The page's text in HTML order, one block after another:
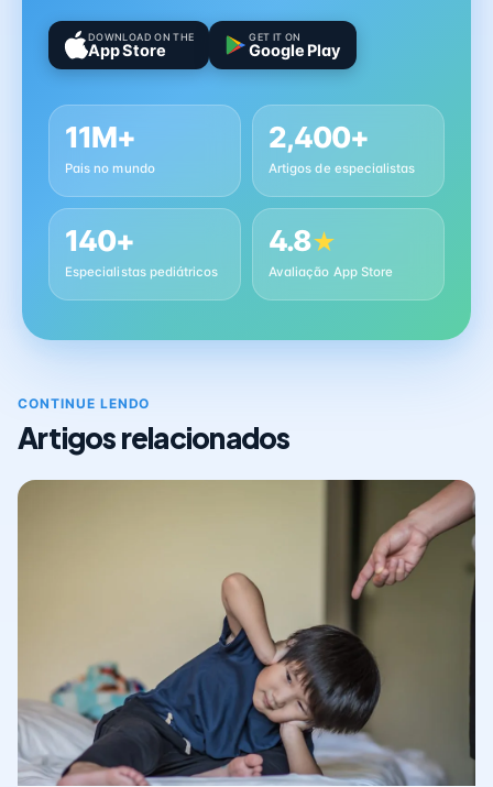
DOWNLOAD ON THE
App Store
GET IT ON
Google Play
11M+
Pais no mundo
2,400+
Artigos de especialistas
140+
Especialistas pediátricos
4.8★
Avaliação App Store
CONTINUE LENDO
Artigos relacionados